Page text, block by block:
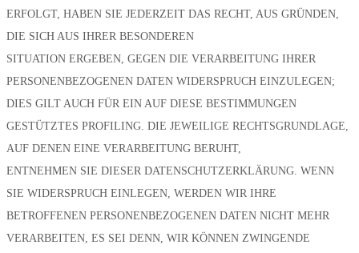
ERFOLGT, HABEN SIE JEDERZEIT DAS RECHT, AUS GRÜNDEN,
DIE SICH AUS IHRER BESONDEREN
SITUATION ERGEBEN, GEGEN DIE VERARBEITUNG IHRER
PERSONENBEZOGENEN DATEN WIDERSPRUCH EINZULEGEN;
DIES GILT AUCH FÜR EIN AUF DIESE BESTIMMUNGEN
GESTÜTZTES PROFILING. DIE JEWEILIGE RECHTSGRUNDLAGE,
AUF DENEN EINE VERARBEITUNG BERUHT,
ENTNEHMEN SIE DIESER DATENSCHUTZERKLÄRUNG. WENN
SIE WIDERSPRUCH EINLEGEN, WERDEN WIR IHRE
BETROFFENEN PERSONENBEZOGENEN DATEN NICHT MEHR
VERARBEITEN, ES SEI DENN, WIR KÖNNEN ZWINGENDE